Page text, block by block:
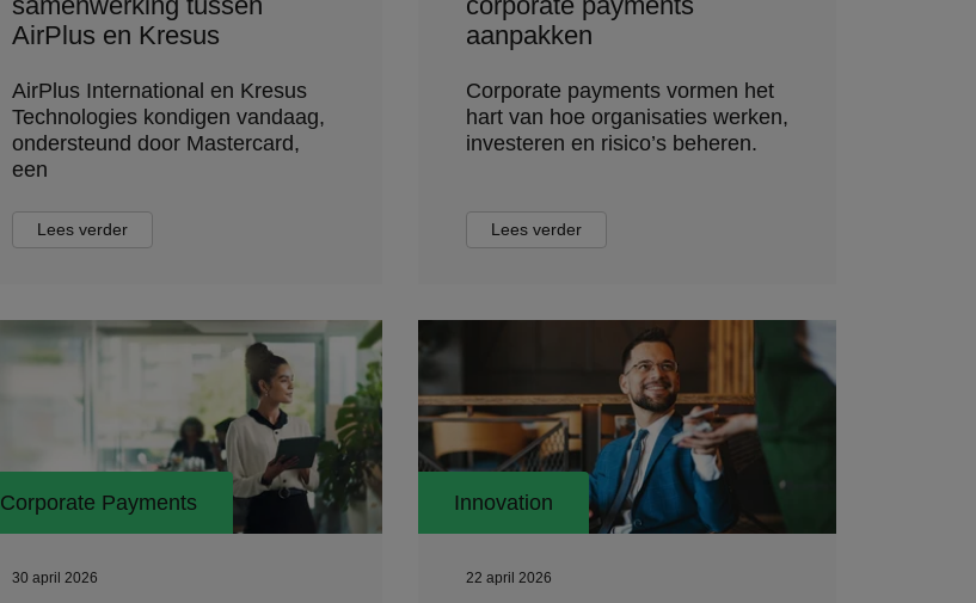
AirPlus en Kresus
AirPlus International en Kresus
Technologies kondigen vandaag,
ondersteund door Mastercard,
een
Lees verder
aanpakken
Corporate payments vormen het
hart van hoe organisaties werken,
investeren en risico’s beheren.
Lees verder
Corporate Payments
30 april 2026
Innovation
22 april 2026